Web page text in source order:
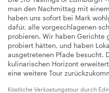
man den Nachmittag mit
haben uns sofort bei Mark
dafür, alle vorgeschlagenen
probieren. Wir haben Gerichte
probiert hätten, und haben
ausgetretenen Pfade besucht.
kulinarischen Horizont
eine weitere Tour
Köstliche Verkostungstour durch